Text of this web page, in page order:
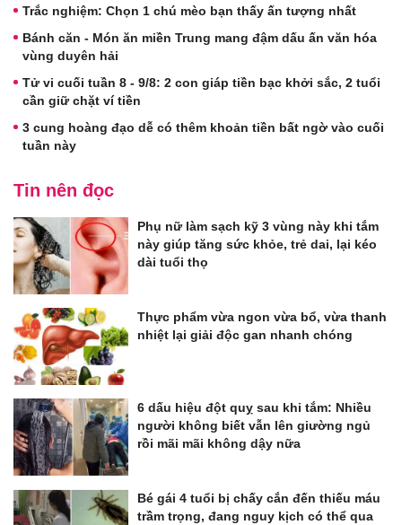
Trắc nghiệm: Chọn 1 chú mèo bạn thấy ấn tượng nhất
Bánh căn - Món ăn miền Trung mang đậm dấu ấn văn hóa
vùng duyên hải
Tử vi cuối tuần 8 - 9/8: 2 con giáp tiền bạc khởi sắc, 2 tuổi
cần giữ chặt ví tiền
3 cung hoàng đạo dễ có thêm khoản tiền bất ngờ vào cuối
tuần này
Tin nên đọc
Phụ nữ làm sạch kỹ 3 vùng này khi tắm
này giúp tăng sức khỏe, trẻ dai, lại kéo
dài tuổi thọ
Thực phẩm vừa ngon vừa bổ, vừa thanh
nhiệt lại giải độc gan nhanh chóng
6 dấu hiệu đột quỵ sau khi tắm: Nhiều
người không biết vẫn lên giường ngủ
rồi mãi mãi không dậy nữa
Bé gái 4 tuổi bị chấy cắn đến thiếu máu
trầm trọng, đang nguy kịch có thể qua